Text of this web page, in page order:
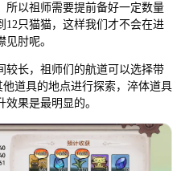
以祖师需要提前备好一定数量
12只猫猫，这样我们才不会在进
肘呢。
长，祖师们的航道可以选择带
道具的地点进行探索，淬体道具
果是最明显的。